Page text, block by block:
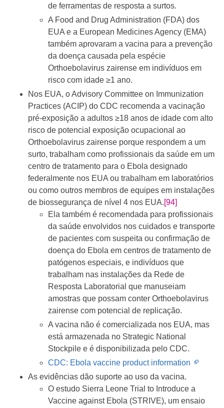
de ferramentas de resposta a surtos.
A Food and Drug Administration (FDA) dos
EUA e a European Medicines Agency (EMA)
também aprovaram a vacina para a prevenção
da doença causada pela espécie
Orthoebolavirus zairense em indivíduos em
risco com idade ≥1 ano.
Nos EUA, o Advisory Committee on Immunization
Practices (ACIP) do CDC recomenda a vacinação
pré-exposição a adultos ≥18 anos de idade com alto
risco de potencial exposição ocupacional ao
Orthoebolavirus zairense porque respondem a um
surto, trabalham como profissionais da saúde em um
centro de tratamento para o Ebola designado
federalmente nos EUA ou trabalham em laboratórios
ou como outros membros de equipes em instalações
de biossegurança de nível 4 nos EUA.[94]
Ela também é recomendada para profissionais
da saúde envolvidos nos cuidados e transporte
de pacientes com suspeita ou confirmação de
doença do Ebola em centros de tratamento de
patógenos especiais, e indivíduos que
trabalham nas instalações da Rede de
Resposta Laboratorial que manuseiam
amostras que possam conter Orthoebolavirus
zairense com potencial de replicação.
A vacina não é comercializada nos EUA, mas
está armazenada no Strategic National
Stockpile e é disponibilizada pelo CDC.
CDC: Ebola vaccine product information
As evidências dão suporte ao uso da vacina.
O estudo Sierra Leone Trial to Introduce a
Vaccine against Ebola (STRIVE), um ensaio